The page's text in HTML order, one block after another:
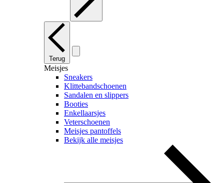
Terug
Meisjes
Sneakers
Klittebandschoenen
Sandalen en slippers
Booties
Enkellaarsjes
Veterschoenen
Meisjes pantoffels
Bekijk alle meisjes